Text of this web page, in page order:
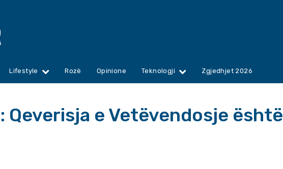
Lifestyle Rozë Opinione Teknologji Zgjedhjet 2026
Qeverisja e Vetëvendosje është